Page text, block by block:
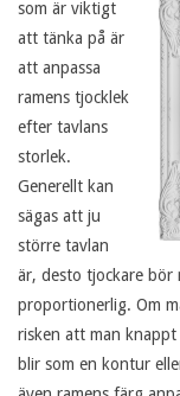
i
n
k
o
n
s
som är viktigt
att tänka på är
att anpassa
ramens tjocklek
efter tavlans
storlek.
Generellt kan
sägas att ju
större tavlan
är, desto tjockare bör
proportionerlig. Om
risken att man
blir som en kontur